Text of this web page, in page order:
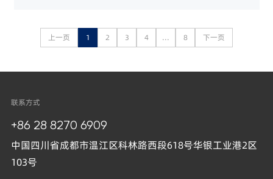
上一页 1 2 3 4 ... 8 下一页
联系方式
+86 28 8270 6909
中国四川省成都市温江区科林路西段618号华银工业港2区
103号